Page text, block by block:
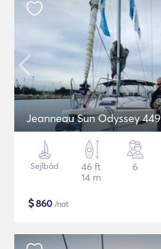
Jeanneau Sun Odyssey 449
Sejlbåd
46 ft
14 m
6
$860 /nat